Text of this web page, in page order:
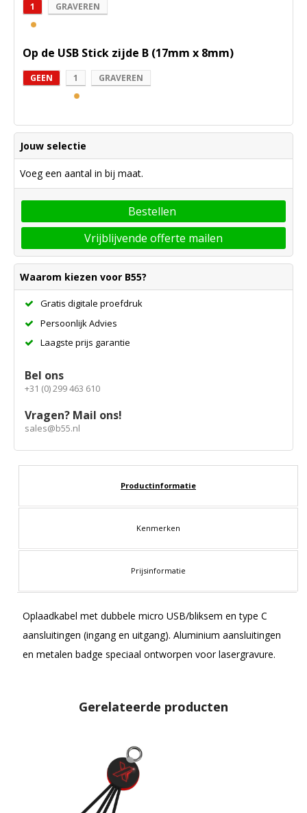
1 GRAVEREN
Op de USB Stick zijde B (17mm x 8mm)
GEEN 1 GRAVEREN
Jouw selectie
Voeg een aantal in bij maat.
Bestellen
Vrijblijvende offerte mailen
Waarom kiezen voor B55?
Gratis digitale proefdruk
Persoonlijk Advies
Laagste prijs garantie
Bel ons
+31 (0) 299 463 610
Vragen? Mail ons!
sales@b55.nl
Productinformatie
Kenmerken
Prijsinformatie
Oplaadkabel met dubbele micro USB/bliksem en type C
aansluitingen (ingang en uitgang). Aluminium aansluitingen
en metalen badge speciaal ontworpen voor lasergravure.
Gerelateerde producten